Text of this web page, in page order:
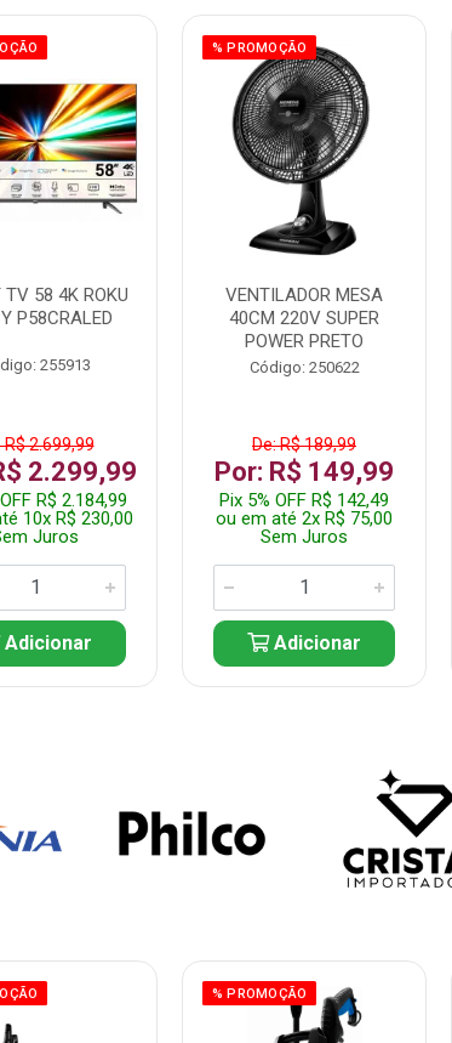
TV 58 4K ROKU
P58CRALED
255913
R$ 2.699,99
2.299,99
R$ 2.184,99
10x R$ 230,00
Juros
Adicionar
% PROMOÇÃO
VENTILADOR MESA
40CM 220V SUPER
POWER PRETO
Código: 250622
De: R$ 189,99
Por: R$ 149,99
Pix 5% OFF R$ 142,49
ou em até 2x R$ 75,00
Sem Juros
Adicionar
% PROMOÇÃO